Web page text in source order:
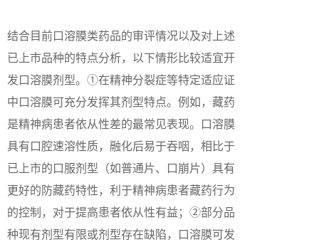
结合目前口溶膜类药品的审评情况以及对上述
已上市品种的特点分析，以下情形比较适宜开
发口溶膜剂型。①在精神分裂症等特定适应证
中口溶膜可充分发挥其剂型特点。例如，藏药
是精神病患者依从性差的最常见表现。口溶膜
具有口腔速溶性质，融化后易于吞咽，相比于
已上市的口服剂型（如普通片、口崩片）具有
更好的防藏药特性，利于精神病患者藏药行为
的控制，对于提高患者依从性有益；②部分品
种现有剂型有限或剂型存在缺陷，口溶膜可发